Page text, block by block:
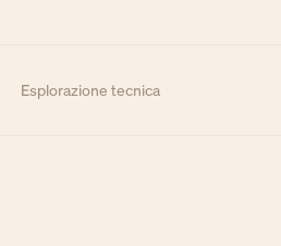
Esplorazione tecnica